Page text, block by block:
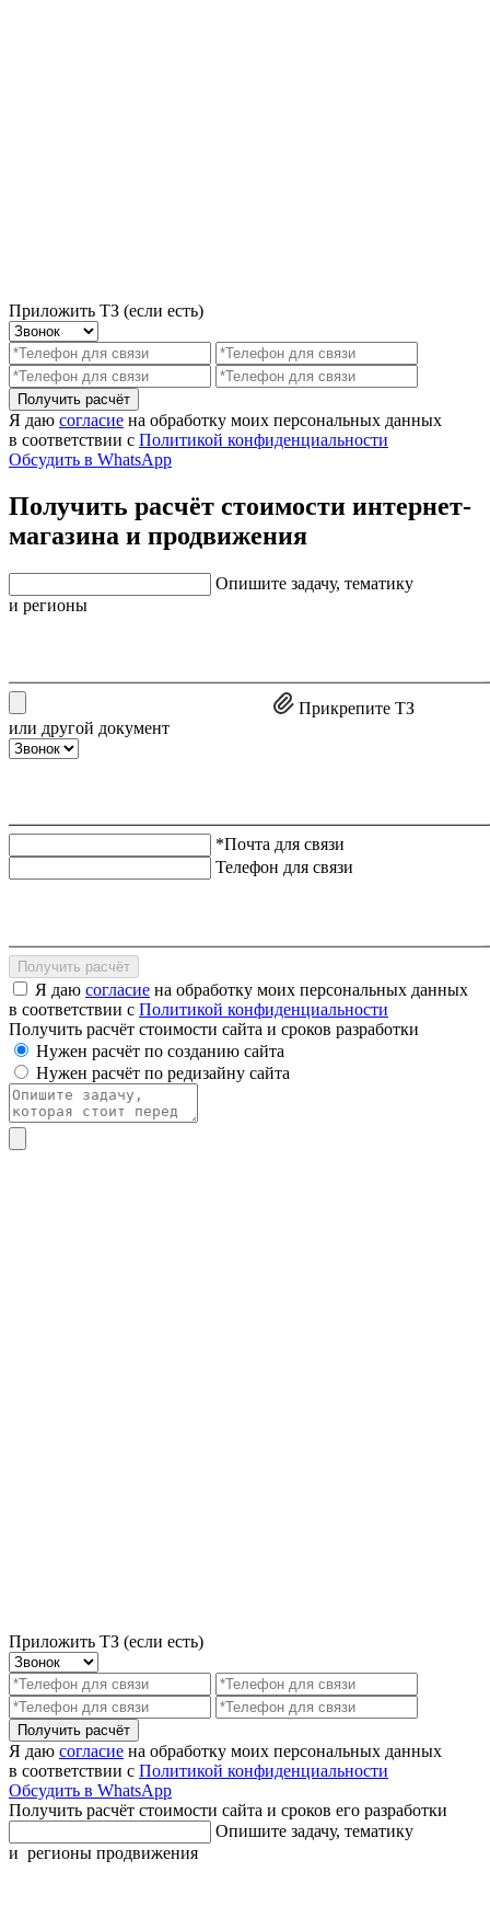
Приложить ТЗ (если есть)
Получить расчёт
Я даю согласие на обработку моих персональных данных
в соответствии с Политикой конфиденциальности
Обсудить в WhatsApp
Получить расчёт стоимости интернет-
магазина и продвижения
Опишите задачу, тематику
и регионы
Прикрепите ТЗ
или другой документ
*Почта для связи
Телефон для связи
Получить расчёт
Я даю согласие на обработку моих персональных данных
в соответствии с Политикой конфиденциальности
Получить расчёт стоимости сайта и сроков разработки
Нужен расчёт по созданию сайта
Нужен расчёт по редизайну сайта
Приложить ТЗ (если есть)
Получить расчёт
Я даю согласие на обработку моих персональных данных
в соответствии с Политикой конфиденциальности
Обсудить в WhatsApp
Получить расчёт стоимости сайта и сроков его разработки
Опишите задачу, тематику
и регионы продвижения